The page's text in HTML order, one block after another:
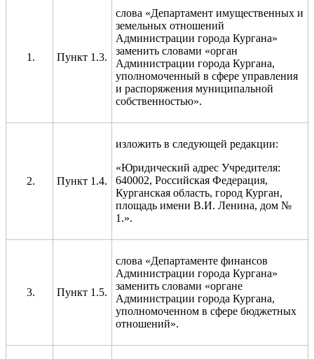
Пункт 1.3.
слова «Департамент имущественных и
земельных отношений
Администрации города Кургана»
заменить словами «орган
Администрации города Кургана,
уполномоченный в сфере управления
и распоряжения муниципальной
собственностью».
Пункт 1.4.
изложить в следующей редакции:
«Юридический адрес Учредителя:
640002, Российская Федерация,
Курганская область, город Курган,
площадь имени В.И. Ленина, дом №
1.».
Пункт 1.5.
слова «Департаменте финансов
Администрации города Кургана»
заменить словами «органе
Администрации города Кургана,
уполномоченном в сфере бюджетных
отношений».